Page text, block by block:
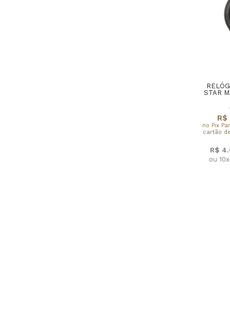
STAR
R$
no Pix
cartão
R$
ou